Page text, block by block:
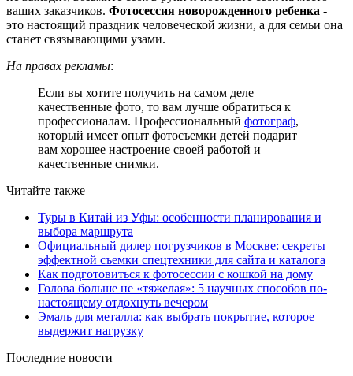
ваших заказчиков. Фотосессия новорожденного ребенка -
это настоящий праздник человеческой жизни, а для семьи она
станет связывающими узами.
На правах рекламы:
Если вы хотите получить на самом деле
качественные фото, то вам лучше обратиться к
профессионалам. Профессиональный фотограф,
который имеет опыт фотосъемки детей подарит
вам хорошее настроение своей работой и
качественные снимки.
Читайте также
Туры в Китай из Уфы: особенности планирования и
выбора маршрута
Официальный дилер погрузчиков в Москве: секреты
эффектной съемки спецтехники для сайта и каталога
Как подготовиться к фотосессии с кошкой на дому
Голова больше не «тяжелая»: 5 научных способов по-
настоящему отдохнуть вечером
Эмаль для металла: как выбрать покрытие, которое
выдержит нагрузку
Последние новости